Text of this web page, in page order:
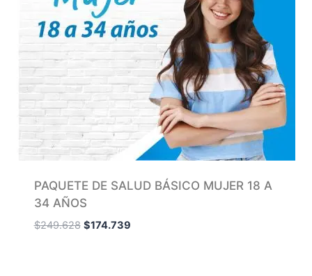
PAQUETE DE SALUD BÁSICO MUJER 18 A
34 AÑOS
$249.628 $174.739